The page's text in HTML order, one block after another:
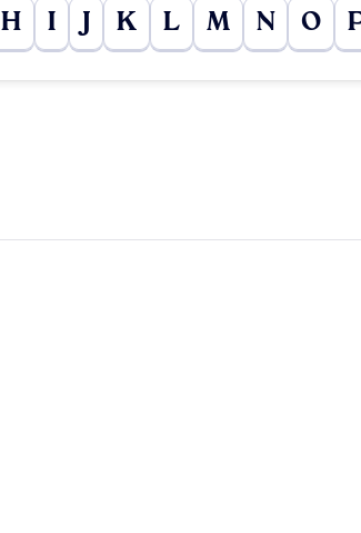
H I K L M N O